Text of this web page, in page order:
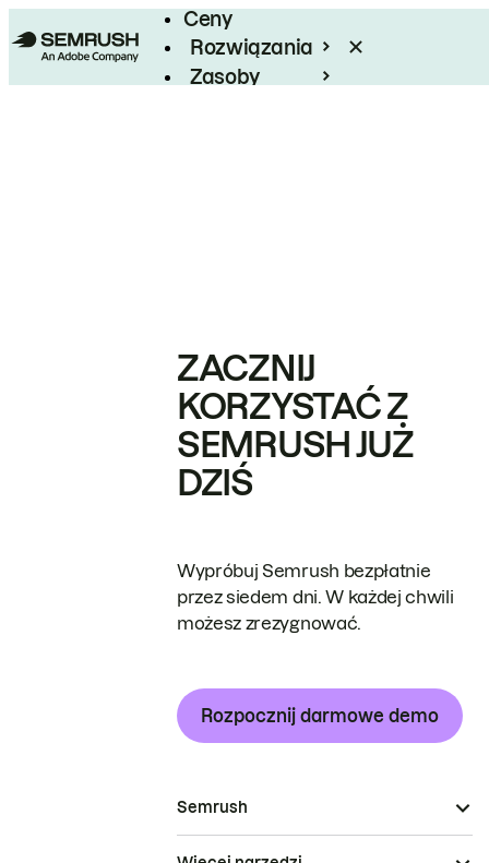
Ceny
Rozwiązania
Zasoby
ZACZNIJ
KORZYSTAĆ Z
SEMRUSH JUŻ
DZIŚ
Wypróbuj Semrush bezpłatnie
przez siedem dni. W każdej chwili
możesz zrezygnować.
Rozpocznij darmowe demo
Semrush